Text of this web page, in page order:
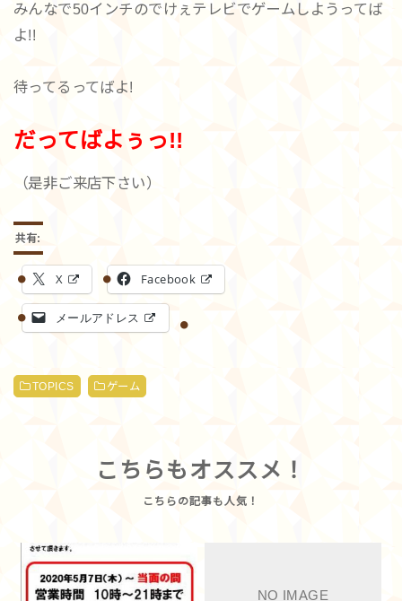
みんなで50インチのでけぇテレビでゲームしようってば
よ!!
待ってるってばよ!
だってばよぅっ!!
（是非ご来店下さい）
共有:
X Facebook
メールアドレス
TOPICS ゲーム
こちらもオススメ！